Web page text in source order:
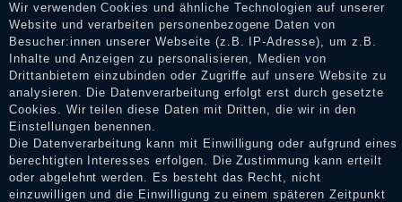
Erhalt einer Benachrichtigungs-E-Mail können Händler die
Bewertungen verifizieren und über die erfolgte Verifizierung im
Shop informieren.
Impressum
Daten­schutz­erklärung
Wir verwenden Cookies und ähnliche Technologien auf unserer
Website und verarbeiten personenbezogene Daten von
Besucher:innen unserer Webseite (z.B. IP-Adresse), um z.B.
Inhalte und Anzeigen zu personalisieren, Medien von
Drittanbietern einzubinden oder Zugriffe auf unsere Website zu
analysieren. Die Datenverarbeitung erfolgt erst durch gesetzte
Cookies. Wir teilen diese Daten mit Dritten, die wir in den
Einstellungen benennen.
Die Datenverarbeitung kann mit Einwilligung oder aufgrund eines
berechtigten Interesses erfolgen. Die Zustimmung kann erteilt
oder abgelehnt werden. Es besteht das Recht, nicht
einzuwilligen und die Einwilligung zu einem späteren Zeitpunkt